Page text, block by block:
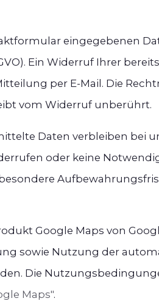
eingegebenen
Ein Widerruf Ihrer
per E-Mail. Die
vom Widerruf unberührt.
Daten verbleiben bei
oder keine
Google Maps von
sowie Nutzung der
Die
Maps".